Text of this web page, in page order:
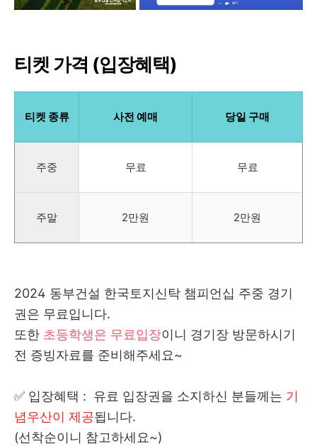
티켓 가격 (입장혜택)
티켓 종류 사전 예매 당일 구매
주중 무료 무료
주말 2만원 2만원
2024 동부건설 한국토지신탁 챔피언십 주중 경기
권은 무료입니다.
또한 초등학생은 무료입장이니 경기장 방문하시기
전 증빙자료를 준비해주세요~
✅ 입장혜택 : 유료 입장권을 소지하신 분들께는 기
념우산이 제공됩니다.
(선착순이니 참고하세요~)